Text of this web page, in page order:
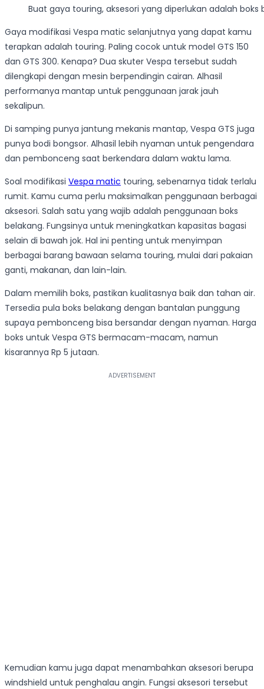
Buat gaya touring, aksesori yang diperlukan adalah boks
Gaya modifikasi Vespa matic selanjutnya yang dapat kamu
terapkan adalah touring. Paling cocok untuk model GTS 150
dan GTS 300. Kenapa? Dua skuter Vespa tersebut sudah
dilengkapi dengan mesin berpendingin cairan. Alhasil
performanya mantap untuk penggunaan jarak jauh
sekalipun.
Di samping punya jantung mekanis mantap, Vespa GTS juga
punya bodi bongsor. Alhasil lebih nyaman untuk pengendara
dan pembonceng saat berkendara dalam waktu lama.
Soal modifikasi Vespa matic touring, sebenarnya tidak terlalu
rumit. Kamu cuma perlu maksimalkan penggunaan berbagai
aksesori. Salah satu yang wajib adalah penggunaan boks
belakang. Fungsinya untuk meningkatkan kapasitas bagasi
selain di bawah jok. Hal ini penting untuk menyimpan
berbagai barang bawaan selama touring, mulai dari pakaian
ganti, makanan, dan lain-lain.
Dalam memilih boks, pastikan kualitasnya baik dan tahan air.
Tersedia pula boks belakang dengan bantalan punggung
supaya pembonceng bisa bersandar dengan nyaman. Harga
boks untuk Vespa GTS bermacam-macam, namun
kisarannya Rp 5 jutaan.
Kemudian kamu juga dapat menambahkan aksesori berupa
windshield untuk penghalau angin. Fungsi aksesori tersebut